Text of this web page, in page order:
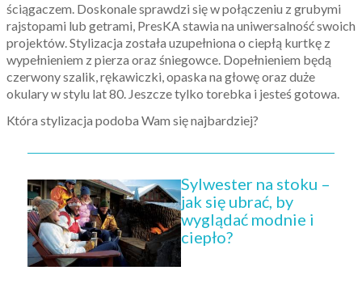
ściągaczem. Doskonale sprawdzi się w połączeniu z grubymi
rajstopami lub getrami, PresKA stawia na uniwersalność swoich
projektów. Stylizacja została uzupełniona o ciepłą kurtkę z
wypełnieniem z pierza oraz śniegowce. Dopełnieniem będą
czerwony szalik, rękawiczki, opaska na głowę oraz duże
okulary w stylu lat 80. Jeszcze tylko torebka i jesteś gotowa.
Która stylizacja podoba Wam się najbardziej?
Sylwester na stoku –
jak się ubrać, by
wyglądać modnie i
ciepło?